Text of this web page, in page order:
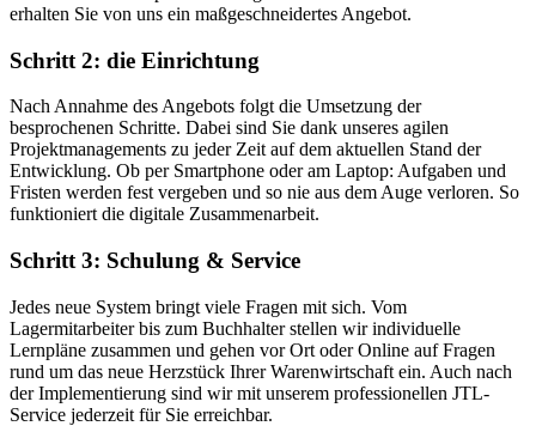
erhalten Sie von uns ein maßgeschneidertes Angebot.
Schritt 2: die Einrichtung
Nach Annahme des Angebots folgt die Umsetzung der
besprochenen Schritte. Dabei sind Sie dank unseres agilen
Projektmanagements zu jeder Zeit auf dem aktuellen Stand der
Entwicklung. Ob per Smartphone oder am Laptop: Aufgaben und
Fristen werden fest vergeben und so nie aus dem Auge verloren. So
funktioniert die digitale Zusammenarbeit.
Schritt 3: Schulung & Service
Jedes neue System bringt viele Fragen mit sich. Vom
Lagermitarbeiter bis zum Buchhalter stellen wir individuelle
Lernpläne zusammen und gehen vor Ort oder Online auf Fragen
rund um das neue Herzstück Ihrer Warenwirtschaft ein. Auch nach
der Implementierung sind wir mit unserem professionellen JTL-
Service jederzeit für Sie erreichbar.